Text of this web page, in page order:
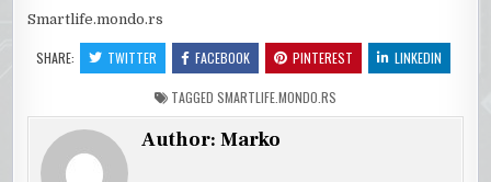
Smartlife.mondo.rs
SHARE: TWITTER FACEBOOK PINTEREST LINKEDIN
TAGGED SMARTLIFE.MONDO.RS
Author:Marko